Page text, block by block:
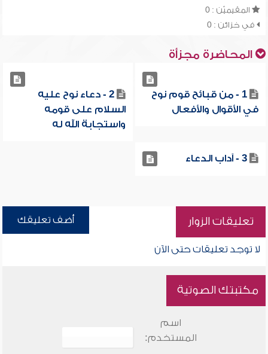
المقيميّن : 0
في خزائن : 0
المحاضرة مجزأة
1 - من قبائح قوم نوح
في الأقوال والأفعال
2 - دعاء نوح عليه
السلام على قومه
واستجابة الله له
3 - آداب الدعاء
تعليقات الزوار أضف تعليقك
لا توجد تعليقات حتى الآن
مكتبتك الصوتية
اسم
المستخدم: